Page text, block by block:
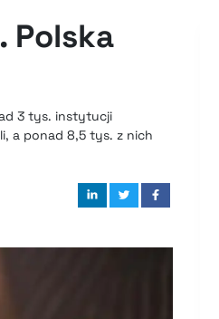
Polska
3 tys. instytucji
a ponad 8,5 tys. z nich